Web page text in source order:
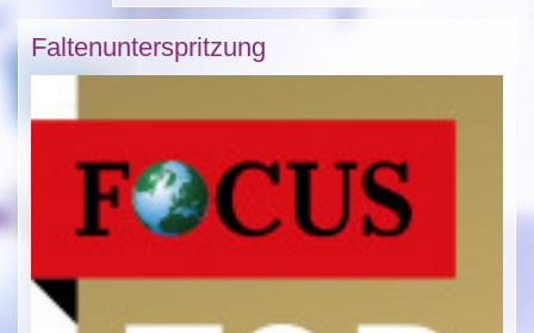
Faltenunterspritzung